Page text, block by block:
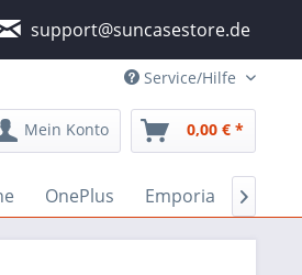
support@suncasestore.de
Service/Hilfe
Mein Konto 0,00 € *
OnePlus Emporia 